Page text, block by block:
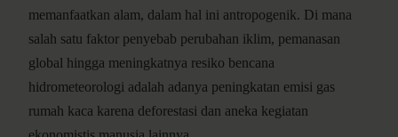
memanfaatkan alam, dalam hal ini antropogenik. Di mana
salah satu faktor penyebab perubahan iklim, pemanasan
global hingga meningkatnya resiko bencana
hidrometeorologi adalah adanya peningkatan emisi gas
rumah kaca karena deforestasi dan aneka kegiatan